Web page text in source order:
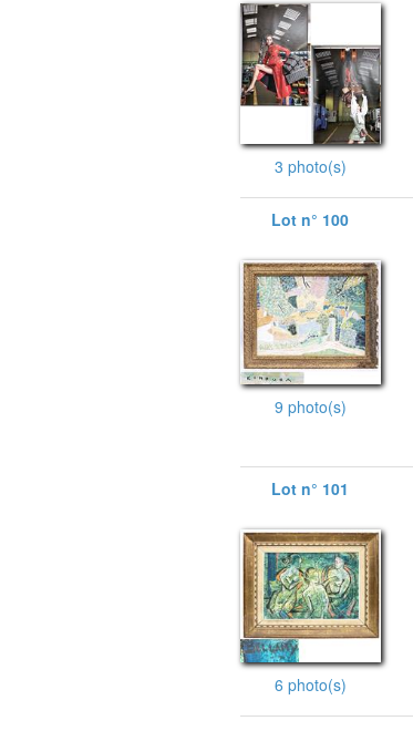
3 photo(s)
Lot n° 100
9 photo(s)
Lot n° 101
6 photo(s)